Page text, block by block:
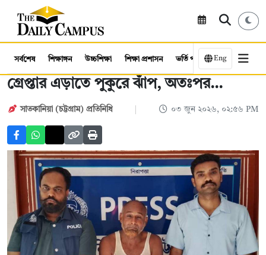
সর্বশেষ শিক্ষাঙ্গন উচ্চশিক্ষা শিক্ষা প্রশাসন ভর্তি পরীক্ষা কর্মসংস্থান
Eng
গ্রেপ্তার এড়াতে পুকুরে ঝাঁপ, অতঃপর...
সাতকানিয়া (চট্টগ্রাম) প্রতিনিধি ০৩ জুন ২০২৬, ০২:৫৬ PM